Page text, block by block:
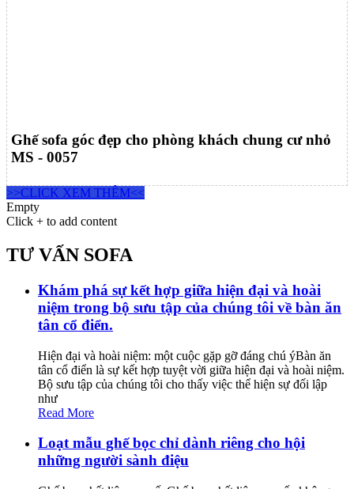
Ghế sofa góc đẹp cho phòng khách chung cư nhỏ
MS - 0057
>>CLICK XEM THÊM<<
Empty
Click + to add content
TƯ VẤN SOFA
Khám phá sự kết hợp giữa hiện đại và hoài
niệm trong bộ sưu tập của chúng tôi về bàn ăn
tân cổ điển.
Hiện đại và hoài niệm: một cuộc gặp gỡ đáng chú ýBàn ăn
tân cổ điển là sự kết hợp tuyệt vời giữa hiện đại và hoài niệm.
Bộ sưu tập của chúng tôi cho thấy việc thể hiện sự đối lập
như
Read More
Loạt mẫu ghế bọc chỉ dành riêng cho hội
những người sành điệu